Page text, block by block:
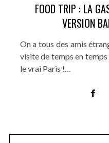
FOOD TRIP : LA
VERSION
On a tous des amis
visite de temps en
le vrai Paris !…